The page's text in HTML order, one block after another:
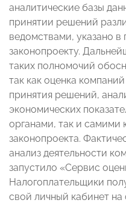
аналитические базы
принятии решений
ведомствами, указано в
законопроекту.
таких полномочий
так как оценка
принятия решений,
экономических
органами, так и
законопроекта.
анализ деятельности
запустило «Сервис
Налогоплательщики
свой личный кабинет